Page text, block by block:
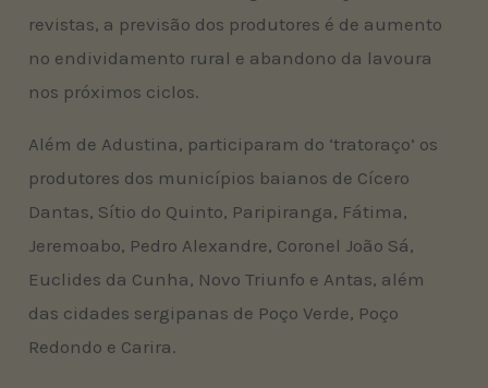
revistas, a previsão dos produtores é de aumento
no endividamento rural e abandono da lavoura
nos próximos ciclos.
Além de Adustina, participaram do ‘tratoraço’ os
produtores dos municípios baianos de Cícero
Dantas, Sítio do Quinto, Paripiranga, Fátima,
Jeremoabo, Pedro Alexandre, Coronel João Sá,
Euclides da Cunha, Novo Triunfo e Antas, além
das cidades sergipanas de Poço Verde, Poço
Redondo e Carira.